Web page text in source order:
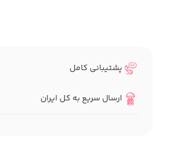
پشتیبانی کامل
ارسال سریع به کل ایران